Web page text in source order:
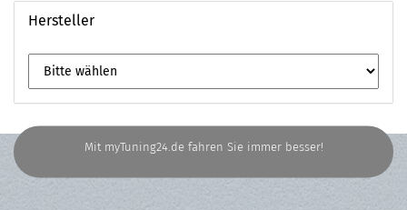
Hersteller
Mit myTuning24.de fahren Sie immer besser!